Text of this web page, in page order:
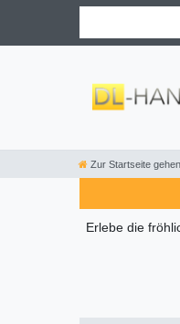
Zur Startseite gehen
Erlebe die